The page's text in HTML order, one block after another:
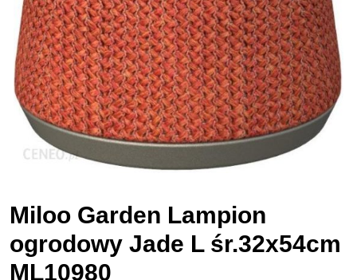
Miloo Garden Lampion
ogrodowy Jade L śr.32x54cm
ML10980